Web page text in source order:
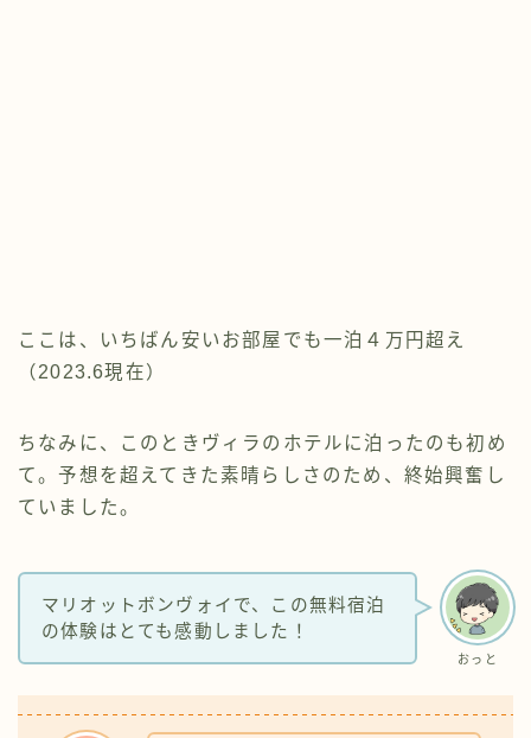
ここは、いちばん安いお部屋でも一泊４万円超え
（2023.6現在）
ちなみに、このときヴィラのホテルに泊ったのも初め
て。予想を超えてきた素晴らしさのため、終始興奮し
ていました。
おっと
マリオットボンヴォイで、この無料宿泊
の体験はとても感動しました！